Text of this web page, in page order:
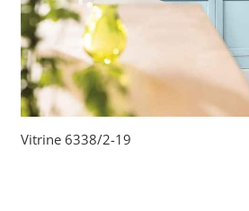
Vitrine 6338/2-19